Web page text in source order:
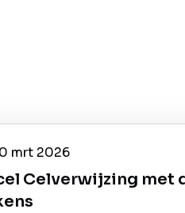
mrt 2026
Celverwijzing met